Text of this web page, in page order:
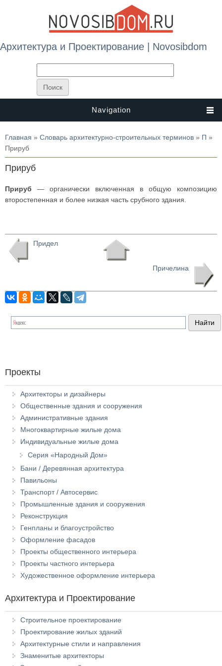
Архитектура и Проектирование | Novosibdom
Navigation
Вы здесь
Главная » Словарь архитектурно-строительных терминов » П »
Прируб
Прируб
Прируб — органически включенная в общую композицию
второстепенная и более низкая часть срубного здания.
Придел
Причелина
Проекты
Архитекторы и дизайнеры
Общественные здания и сооружения
Административные здания
Многоквартирные жилые дома
Индивидуальные жилые дома
Серия «Народный Дом»
Бани / Деревянная архитектура
Павильоны
Транспорт / Автосервис
Промышленные здания и сооружения
Реконструкция
Генпланы и благоустройство
Оформление фасадов
Проекты общественного интерьера
Проекты частного интерьера
Художественное оформление интерьера
Архитектура и Проектирование
Строительное проектирование
Проектирование жилых зданий
Архитектурные стили и направления
Знаменитые архитекторы